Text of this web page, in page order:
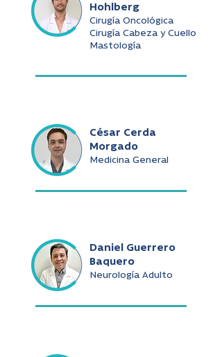
Hohlberg
Cirugía Oncológica
Cirugía Cabeza y Cuello
Mastología
César Cerda
Morgado
Medicina General
Daniel Guerrero
Baquero
Neurología Adulto